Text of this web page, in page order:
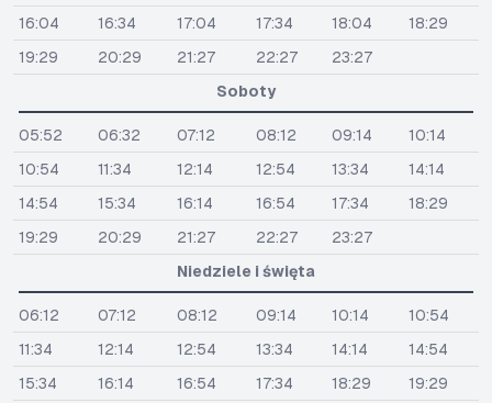
16:04
16:34 17:04 17:34 18:04
18:29
19:29
20:29 21:27 22:27
23:27
Soboty
05:52 06:32 07:12 08:12 09:14
10:14
10:54
11:34 12:14 12:54 13:34
14:14
14:54
15:34 16:14 16:54 17:34
18:29
19:29
20:29 21:27 22:27
23:27
Niedziele i święta
06:12 07:12 08:12 09:14 10:14
10:54
11:34
12:14 12:54 13:34 14:14
14:54
15:34
16:14 16:54 17:34 18:29
19:29